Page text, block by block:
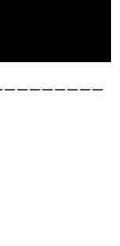
ーーーーーーー